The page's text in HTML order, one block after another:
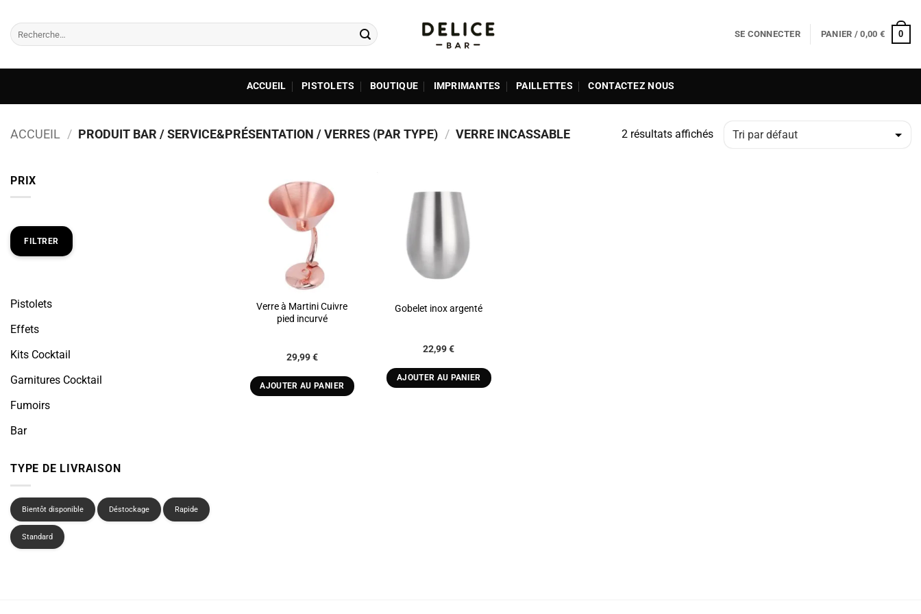
contenu
Recherche
pour :
SE CONNECTER PANIER /0,00 € 0
ACCUEIL PISTOLETS BOUTIQUE IMPRIMANTES PAILLETTES CONTACTEZ NOUS
ACCUEIL / PRODUIT BAR / SERVICE&PRÉSENTATION / VERRES (PAR TYPE) / VERRE INCASSABLE 2 résultats affichés
PRIX
min
max
FILTRER
Pistolets
Effets
Kits Cocktail
Garnitures Cocktail
Fumoirs
Bar
TYPE DE LIVRAISON
Bientôt disponible Déstockage Rapide
Standard
ADD TO
WISHLIST
Verre à Martini Cuivre
pied incurvé
29,99€
AJOUTER AU PANIER
ADD TO
WISHLIST
Gobelet inox argenté
22,99€
AJOUTER AU PANIER